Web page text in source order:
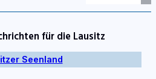
für die Lausitz
Seenland